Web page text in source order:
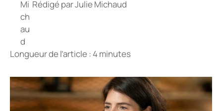
Rédigé parJulie Michaud
Longueur de l’article : 4 minutes